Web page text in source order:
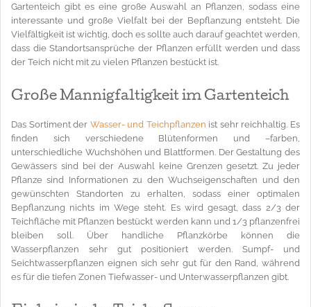
Gartenteich gibt es eine große Auswahl an Pflanzen, sodass eine
interessante und große Vielfalt bei der Bepflanzung entsteht. Die
Vielfältigkeit ist wichtig, doch es sollte auch darauf geachtet werden,
dass die Standortsansprüche der Pflanzen erfüllt werden und dass
der Teich nicht mit zu vielen Pflanzen bestückt ist.
Große Mannigfaltigkeit im Gartenteich
Das Sortiment der Wasser- und Teichpflanzen ist sehr reichhaltig. Es
finden sich verschiedene Blütenformen und –farben,
unterschiedliche Wuchshöhen und Blattformen. Der Gestaltung des
Gewässers sind bei der Auswahl keine Grenzen gesetzt. Zu jeder
Pflanze sind Informationen zu den Wuchseigenschaften und den
gewünschten Standorten zu erhalten, sodass einer optimalen
Bepflanzung nichts im Wege steht. Es wird gesagt, dass 2/3 der
Teichfläche mit Pflanzen bestückt werden kann und 1/3 pflanzenfrei
bleiben soll. Über handliche Pflanzkörbe können die
Wasserpflanzen sehr gut positioniert werden. Sumpf- und
Seichtwasserpflanzen eignen sich sehr gut für den Rand, während
es für die tiefen Zonen Tiefwasser- und Unterwasserpflanzen gibt.